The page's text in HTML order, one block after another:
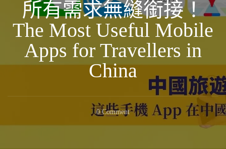
所有需求無縫銜接！
The Most Useful Mobile
Apps for Travellers in
China
0 CommentOn
【中